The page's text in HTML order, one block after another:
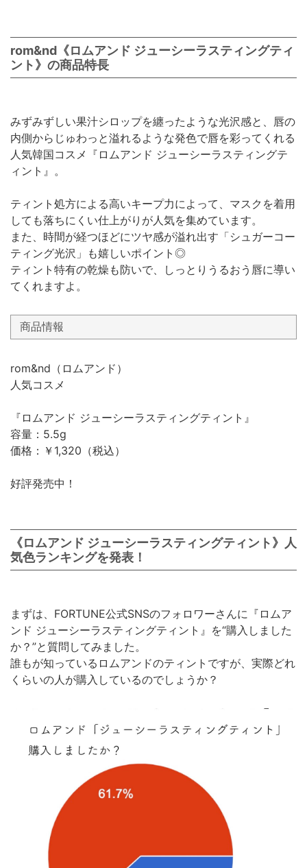
rom&nd《ロムアンド ジューシーラスティングティ
ント》の商品特長
みずみずしい果汁シロップを纏ったような光沢感と、唇の
内側からじゅわっと溢れるような発色で唇を彩ってくれる
人気韓国コスメ『ロムアンド ジューシーラスティングテ
ィント』。
ティント処方による高いキープ力によって、マスクを着用
しても落ちにくい仕上がりが人気を集めています。
また、時間が経つほどにツヤ感が溢れ出す「シュガーコー
ティング光沢」も嬉しいポイント◎
ティント特有の乾燥も防いで、しっとりうるおう唇に導い
てくれますよ。
商品情報
rom&nd（ロムアンド）
人気コスメ
『ロムアンド ジューシーラスティングティント』
容量：5.5g
価格：￥1,320（税込）
好評発売中！
《ロムアンド ジューシーラスティングティント》人
気色ランキングを発表！
まずは、FORTUNE公式SNSのフォロワーさんに『ロムア
ンド ジューシーラスティングティント』を“購入しました
か？”と質問してみました。
誰もが知っているロムアンドのティントですが、実際どれ
くらいの人が購入しているのでしょうか？